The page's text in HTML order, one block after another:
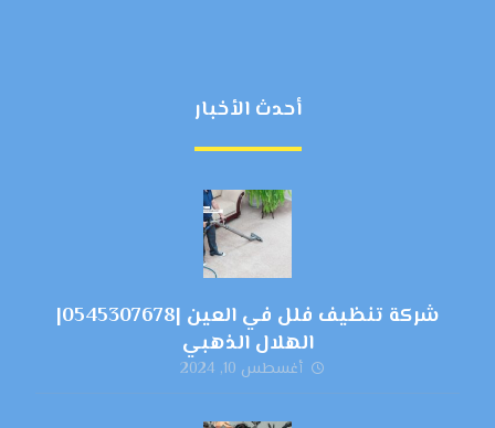
أحدث الأخبار
شركة تنظيف فلل في العين |0545307678|
الهلال الذهبي
أغسطس 10, 2024